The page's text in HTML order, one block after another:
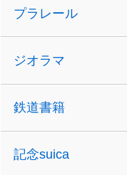
プラレール
ジオラマ
鉄道書籍
記念suica